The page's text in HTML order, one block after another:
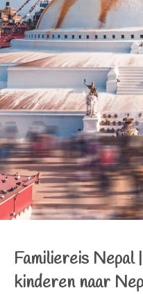
Familiereis Nepal|
kinderen naar